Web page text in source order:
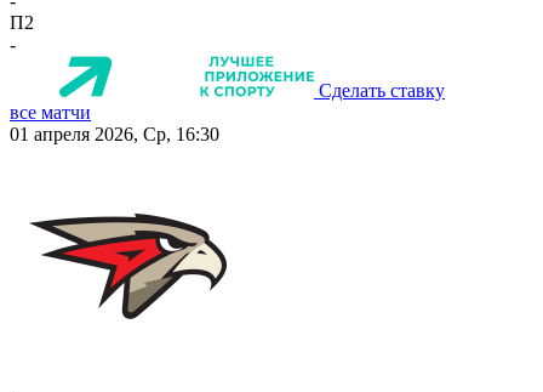
П2
-
Сделать ставку
все матчи
01 апреля 2026, Ср, 16:30